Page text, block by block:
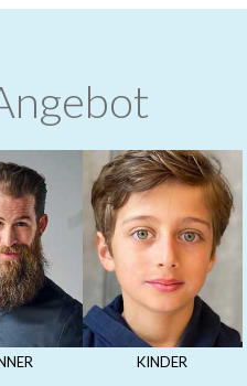
KINDER